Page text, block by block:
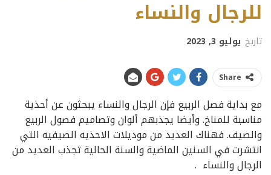
للرجال والنساء
تاريخ يوليو 3, 2023
Share
مع بداية فصل الربيع فإن الرجال والنساء يبحثون عن أحذية
مناسبة للمناخ. وأيضا يجذبهم ألوان وتصاميم فصول الربيع
والصيف. فهناك العديد من موديلات الاحذيه الصيفيه التي
انتشرت في السنين الماضية والسنة الحالية تجذب العديد من
الرجال والنساء .